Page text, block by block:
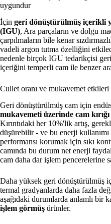
uygundur
İçin geri dönüştürülmüş içerikli
(IGU), Ara parçaların ve dolgu
çarpılmaların bile kenar
vadeli argon tutma özelliğini
nedenle birçok IGU tedarikçisi
içeriğini temperli cam ile benzer
Cullet oranı ve mukavemet etkileri
Geri dönüştürülmüş cam için
mukavemeti üzerinde cam
Kırıntıdaki her 10%'lik artış,
düşürebilir - ve bu enerji
performansı korumak için sıkı
camında bu durum net enerji
cam daha dar işlem pencerelerine
Daha yüksek geri dönüştürülmüş
termal gradyanlarda daha fazla
aşağıdaki durumlarda anlamlı bir
işlem görmüş ürünler.